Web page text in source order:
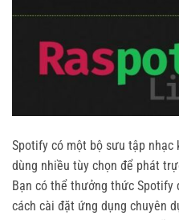
Spotify có một bộ sưu tập nhạc
dùng nhiều tùy chọn để phát
Bạn có thể thưởng thức Spotify
cách cài đặt ứng dụng chuyên